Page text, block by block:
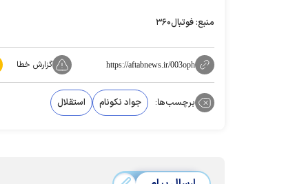
منبع: فوتبال۳۶۰
https://aftabnews.ir/003oph گزارش خطا
برچسب‌ها: جواد نکونام استقلال